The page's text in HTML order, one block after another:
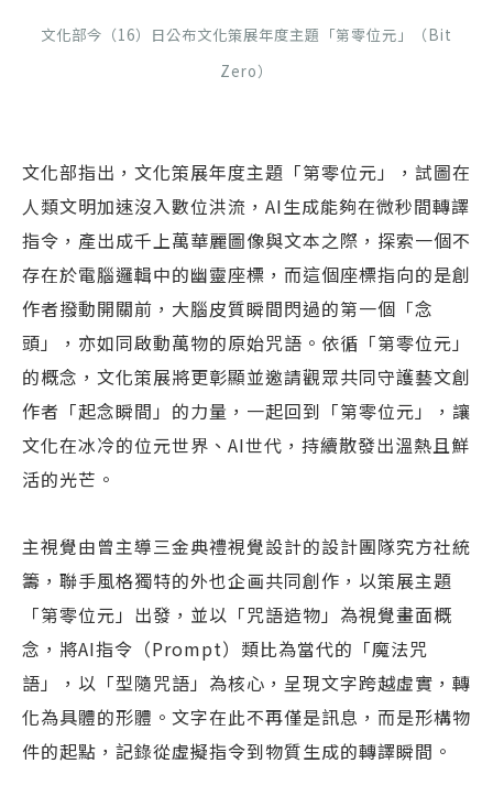
文化部今（16）日公布文化策展年度主題「第零位元」（Bit
Zero）
文化部指出，文化策展年度主題「第零位元」，試圖在
人類文明加速沒入數位洪流，AI生成能夠在微秒間轉譯
指令，產出成千上萬華麗圖像與文本之際，探索一個不
存在於電腦邏輯中的幽靈座標，而這個座標指向的是創
作者撥動開關前，大腦皮質瞬間閃過的第一個「念
頭」，亦如同啟動萬物的原始咒語。依循「第零位元」
的概念，文化策展將更彰顯並邀請觀眾共同守護藝文創
作者「起念瞬間」的力量，一起回到「第零位元」，讓
文化在冰冷的位元世界、AI世代，持續散發出溫熱且鮮
活的光芒。
主視覺由曾主導三金典禮視覺設計的設計團隊究方社統
籌，聯手風格獨特的外也企画共同創作，以策展主題
「第零位元」出發，並以「咒語造物」為視覺畫面概
念，將AI指令（Prompt）類比為當代的「魔法咒
語」，以「型隨咒語」為核心，呈現文字跨越虛實，轉
化為具體的形體。文字在此不再僅是訊息，而是形構物
件的起點，記錄從虛擬指令到物質生成的轉譯瞬間。